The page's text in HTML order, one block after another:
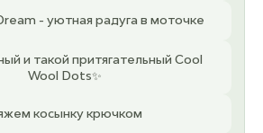
- уютная радуга в моточке
и такой притягательный Cool
Wool Dots✨
косынку крючком